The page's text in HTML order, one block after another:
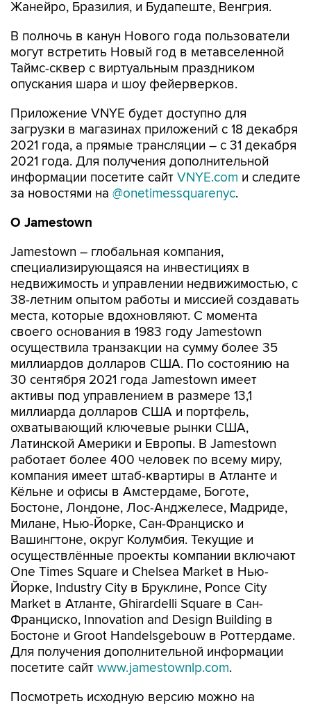
Жанейро, Бразилия, и Будапеште, Венгрия.
В полночь в канун Нового года пользователи
могут встретить Новый год в метавселенной
Таймс-сквер с виртуальным праздником
опускания шара и шоу фейерверков.
Приложение VNYE будет доступно для
загрузки в магазинах приложений с 18 декабря
2021 года, а прямые трансляции – с 31 декабря
2021 года. Для получения дополнительной
информации посетите сайт VNYE.com и следите
за новостями на @onetimessquarenyc.
О Jamestown
Jamestown – глобальная компания,
специализирующаяся на инвестициях в
недвижимость и управлении недвижимостью, с
38-летним опытом работы и миссией создавать
места, которые вдохновляют. С момента
своего основания в 1983 году Jamestown
осуществила транзакции на сумму более 35
миллиардов долларов США. По состоянию на
30 сентября 2021 года Jamestown имеет
активы под управлением в размере 13,1
миллиарда долларов США и портфель,
охватывающий ключевые рынки США,
Латинской Америки и Европы. В Jamestown
работает более 400 человек по всему миру,
компания имеет штаб-квартиры в Атланте и
Кёльне и офисы в Амстердаме, Боготе,
Бостоне, Лондоне, Лос-Анджелесе, Мадриде,
Милане, Нью-Йорке, Сан-Франциско и
Вашингтоне, округ Колумбия. Текущие и
осуществлённые проекты компании включают
One Times Square и Chelsea Market в Нью-
Йорке, Industry City в Бруклине, Ponce City
Market в Атланте, Ghirardelli Square в Сан-
Франциско, Innovation and Design Building в
Бостоне и Groot Handelsgebouw в Роттердаме.
Для получения дополнительной информации
посетите сайт www.jamestownlp.com.
Посмотреть исходную версию можно на